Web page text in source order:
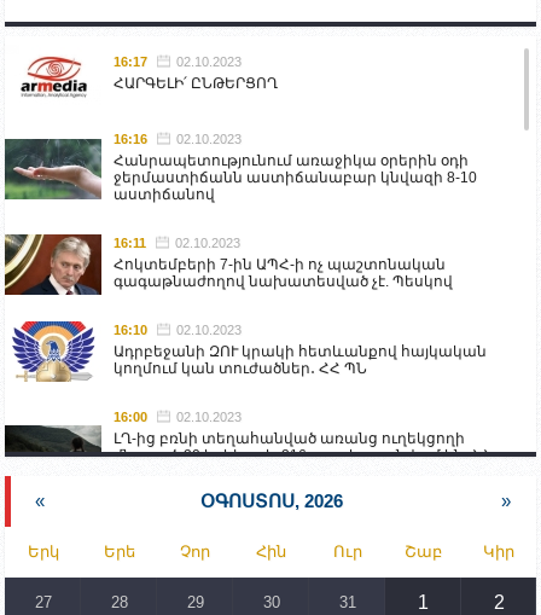
16:17 02.10.2023
ՀԱՐԳԵԼԻ՛ ԸՆԹԵՐՑՈՂ
16:16 02.10.2023
Հանրապետությունում առաջիկա օրերին օդի
ջերմաստիճանն աստիճանաբար կնվազի 8-10
աստիճանով
16:11 02.10.2023
Հոկտեմբերի 7-ին ԱՊՀ-ի ոչ պաշտոնական
գագաթնաժողով նախատեսված չէ. Պեսկով
16:10 02.10.2023
Ադրբեջանի ԶՈՒ կրակի հետևանքով հայկական
կողմում կան տուժածներ․ ՀՀ ՊՆ
16:00 02.10.2023
ԼՂ-ից բռնի տեղահանված առանց ուղեկցողի
մնացած 20 երեխա և 216 տարեց գտնվում են ՀՀ
նախարարության հոգածության ներքո
Իրանը կողմ է տարածաշրջանի համար շահավետ
տրանսպորտային հաղորդակցությունների
զարգացմանը, սակայն ոչ՝ միջազգային
սահմանների փոփոխությանը
« ՕԳՈՍՏՈՍ, 2026 »
Երկ Երե Չոր Հին Ուր Շաբ Կիր
27 28 29 30 31 1 2